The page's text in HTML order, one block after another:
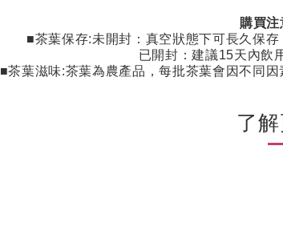
購買注
■茶葉保存:未開封：真空狀態下可長久保
已開封：建議15天內飲
■茶葉滋味:茶葉為農產品，每批茶葉會因不同
了